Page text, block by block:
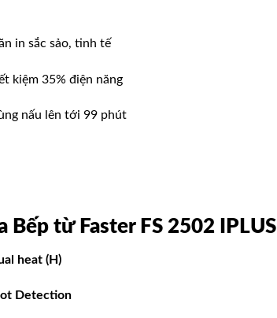
in sắc sảo, tinh tế
kiệm 35% điện năng
nấu lên tới 99 phút
Bếp từ Faster FS 2502 IPLUS
heat (H)
Detection